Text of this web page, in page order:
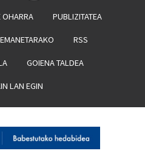
OHARRA PUBLIZITATEA
RSS
GOIENA TALDEA
LAN EGIN